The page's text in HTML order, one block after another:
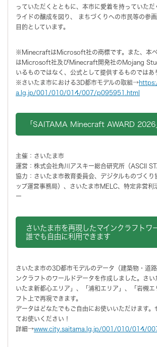
っていただくとともに、本市に愛着を持っていただ
ライドの醸成を図り、 まちづくりへの市民等の参
目的としています。
※MinecraftはMicrosoft社の商標です。また、本
はMicrosoft社及びMinecraft開発社のMojang
いるものではなく、公式として提供するものではあ
※さいたま市における3D都市モデルの取組→
a.lg.jp/001/010/014/007/p095951.html
「SAITAMA Minecraft AWARD 2026
主催：さいたま市
運営：株式会社角川アスキー総合研究所（ASCII
協力：さいたま市教育委員会、デジタルものづくり
ップ運営事務局）、さいたま市MELC、特定非営利
ー
さいたま市を再現したマインクラフトワ
誰でも自由に利用できます
さいたま市の3D都市モデルのデータ（建築物・道
ンクラフトのワールドデータを作成しました。さい
いたま新都心エリア」、「浦和エリア」、「岩槻エ
フト上で再現できます。
データはどなたでもご自由にお使いいただけます。
てお使いください！
詳細→www.city.saitama.lg.jp/001/010/014/